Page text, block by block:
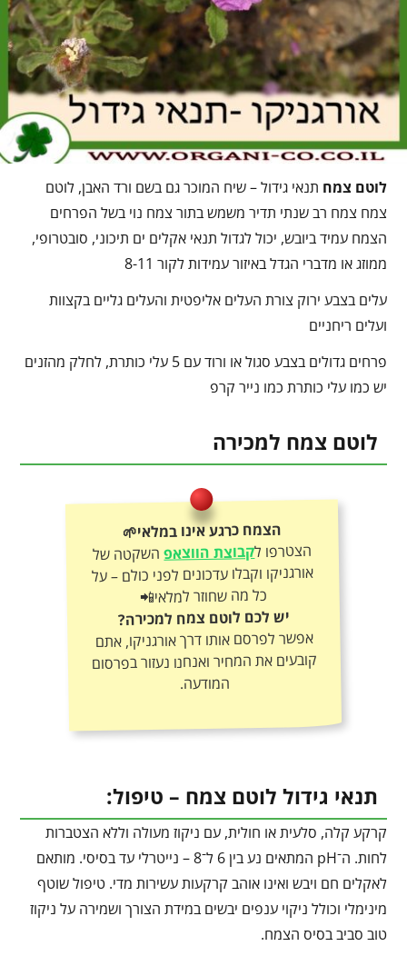
לוטם צמח תנאי גידול – שיח המוכר גם בשם ורד האבן, לוטם
צמח צמח רב שנתי תדיר משמש בתור צמח נוי בשל הפרחים
הצמח עמיד ביובש, יכול לגדול תנאי אקלים ים תיכוני, סובטרופי,
ממוזג או מדברי הגדל באיזור עמידות לקור 8-11
עלים בצבע ירוק צורת העלים אליפטית והעלים גליים בקצוות
ועלים ריחניים
פרחים גדולים בצבע סגול או ורוד עם 5 עלי כותרת, לחלק מהזנים
יש כמו עלי כותרת כמו נייר קרפ
לוטם צמח למכירה
הצמח כרגע אינו במלאי🌱
הצטרפו לקבוצת הווצאפהשקטה של
אורגניקו וקבלו עדכונים לפני כולם – על
כל מה שחוזר למלאי📲
יש לכם לוטם צמח למכירה?
אפשר לפרסם אותו דרך אורגניקו, אתם
קובעים את המחיר ואנחנו נעזור בפרסום
המודעה.
תנאי גידול לוטם צמח – טיפול:
קרקע קלה, סלעית או חולית, עם ניקוז מעולה וללא הצטברות
לחות. ה־pH המתאים נע בין 6 ל־8 – נייטרלי עד בסיסי. מותאם
לאקלים חם ויבש ואינו אוהב קרקעות עשירות מדי. טיפול שוטף
מינימלי וכולל ניקוי ענפים יבשים במידת הצורך ושמירה על ניקוז
טוב סביב בסיס הצמח.